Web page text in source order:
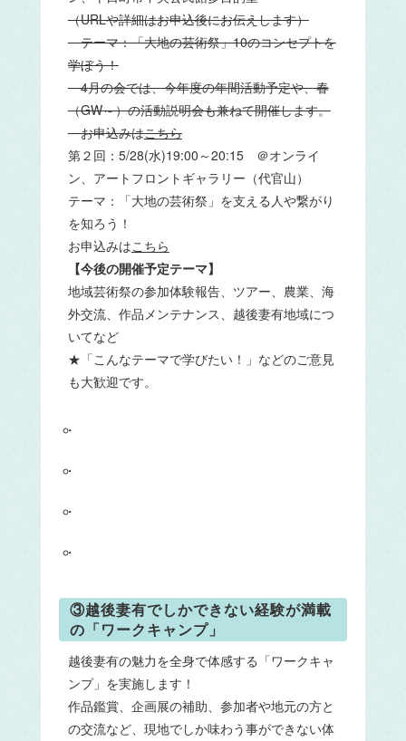
（URLや詳細はお申込後にお伝えします）
テーマ：「大地の芸術祭」10のコンセプトを
学ぼう！
4月の会では、今年度の年間活動予定や、春
（GW～）の活動説明会も兼ねて開催します。
お申込みはこちら
第２回：5/28(水)19:00～20:15 ＠オンライ
ン、アートフロントギャラリー（代官山）
テーマ：「大地の芸術祭」を支える人や繋がり
を知ろう！
お申込みはこちら
【今後の開催予定テーマ】
地域芸術祭の参加体験報告、ツアー、農業、海
外交流、作品メンテナンス、越後妻有地域につ
いてなど
★「こんなテーマで学びたい！」などのご意見
も大歓迎です。
③越後妻有でしかできない経験が満載
の「ワークキャンプ」
越後妻有の魅力を全身で体感する「ワークキャ
ンプ」を実施します！
作品鑑賞、企画展の補助、参加者や地元の方と
の交流など、現地でしか味わう事ができない体